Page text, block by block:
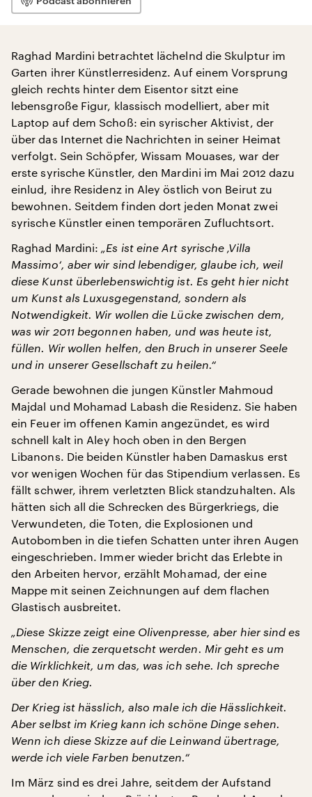
Raghad Mardini betrachtet lächelnd die Skulptur im
Garten ihrer Künstlerresidenz. Auf einem Vorsprung
gleich rechts hinter dem Eisentor sitzt eine
lebensgroße Figur, klassisch modelliert, aber mit
Laptop auf dem Schoß: ein syrischer Aktivist, der
über das Internet die Nachrichten in seiner Heimat
verfolgt. Sein Schöpfer, Wissam Mouases, war der
erste syrische Künstler, den Mardini im Mai 2012 dazu
einlud, ihre Residenz in Aley östlich von Beirut zu
bewohnen. Seitdem finden dort jeden Monat zwei
syrische Künstler einen temporären Zufluchtsort.
Raghad Mardini: „Es ist eine Art syrische ‚Villa
Massimo‘, aber wir sind lebendiger, glaube ich, weil
diese Kunst überlebenswichtig ist. Es geht hier nicht
um Kunst als Luxusgegenstand, sondern als
Notwendigkeit. Wir wollen die Lücke zwischen dem,
was wir 2011 begonnen haben, und was heute ist,
füllen. Wir wollen helfen, den Bruch in unserer Seele
und in unserer Gesellschaft zu heilen.“
Gerade bewohnen die jungen Künstler Mahmoud
Majdal und Mohamad Labash die Residenz. Sie haben
ein Feuer im offenen Kamin angezündet, es wird
schnell kalt in Aley hoch oben in den Bergen
Libanons. Die beiden Künstler haben Damaskus erst
vor wenigen Wochen für das Stipendium verlassen. Es
fällt schwer, ihrem verletzten Blick standzuhalten. Als
hätten sich all die Schrecken des Bürgerkriegs, die
Verwundeten, die Toten, die Explosionen und
Autobomben in die tiefen Schatten unter ihren Augen
eingeschrieben. Immer wieder bricht das Erlebte in
den Arbeiten hervor, erzählt Mohamad, der eine
Mappe mit seinen Zeichnungen auf dem flachen
Glastisch ausbreitet.
„Diese Skizze zeigt eine Olivenpresse, aber hier sind es
Menschen, die zerquetscht werden. Mir geht es um
die Wirklichkeit, um das, was ich sehe. Ich spreche
über den Krieg.
Der Krieg ist hässlich, also male ich die Hässlichkeit.
Aber selbst im Krieg kann ich schöne Dinge sehen.
Wenn ich diese Skizze auf die Leinwand übertrage,
werde ich viele Farben benutzen.“
Im März sind es drei Jahre, seitdem der Aufstand